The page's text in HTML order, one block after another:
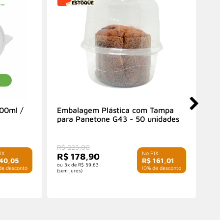
/
desconto
Embalagem Plástica com Tampa
para Panetone G43 - 50 unidades
R$ 161,01
com 10% de desconto
R$ 223,00
R$ 178,90
3x de R$ 59,63
(sem juros)